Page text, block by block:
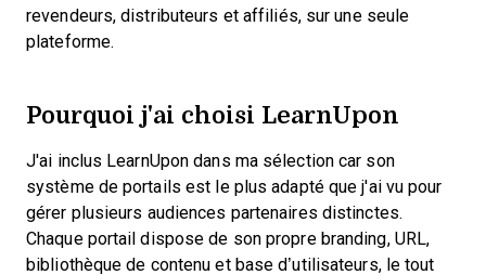
revendeurs, distributeurs et affiliés, sur une seule
plateforme.
Pourquoi j'ai choisi LearnUpon
J'ai inclus LearnUpon dans ma sélection car son
système de portails est le plus adapté que j'ai vu pour
gérer plusieurs audiences partenaires distinctes.
Chaque portail dispose de son propre branding, URL,
bibliothèque de contenu et base d’utilisateurs, le tout